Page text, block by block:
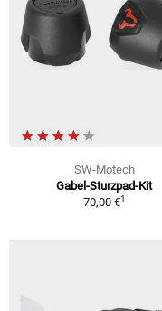
SW-Motech
Gabel-Sturzpad-Kit
70,00 €1